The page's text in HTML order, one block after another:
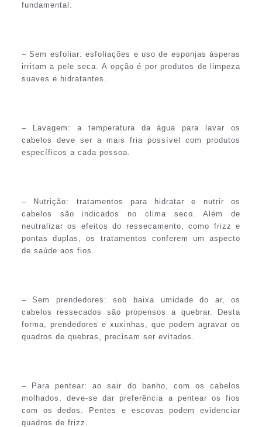
fundamental.
– Sem esfoliar: esfoliações e uso de esponjas ásperas
irritam a pele seca. A opção é por produtos de limpeza
suaves e hidratantes.
– Lavagem: a temperatura da água para lavar os
cabelos deve ser a mais fria possível com produtos
específicos a cada pessoa.
– Nutrição: tratamentos para hidratar e nutrir os
cabelos são indicados no clima seco. Além de
neutralizar os efeitos do ressecamento, como frizz e
pontas duplas, os tratamentos conferem um aspecto
de saúde aos fios.
– Sem prendedores: sob baixa umidade do ar, os
cabelos ressecados são propensos a quebrar. Desta
forma, prendedores e xuxinhas, que podem agravar os
quadros de quebras, precisam ser evitados.
– Para pentear: ao sair do banho, com os cabelos
molhados, deve-se dar preferência a pentear os fios
com os dedos. Pentes e escovas podem evidenciar
quadros de frizz.